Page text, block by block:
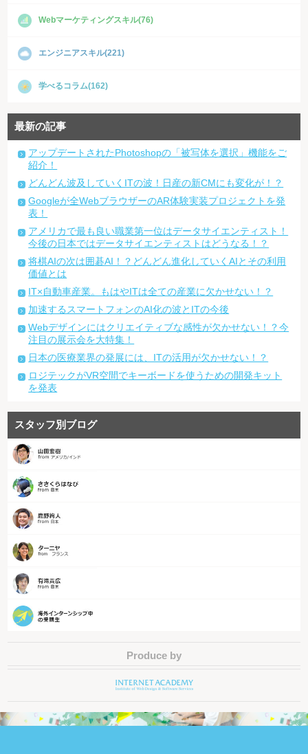
Webマーケティングスキル(76)
エンジニアスキル(221)
学べるコラム(162)
最新の記事
アップデートされたPhotoshopの「被写体を選択」機能をご
紹介！
どんどん波及していくITの波！日産の新CMにも変化が！？
Googleが全WebブラウザーのAR体験実装プロジェクトを発
表！
アメリカで最も良い職業第一位はデータサイエンティスト！
今後の日本ではデータサイエンティストはどうなる！？
将棋AIの次は囲碁AI！？どんどん進化していくAIとその利用
価値とは
IT×自動車産業。もはやITは全ての産業に欠かせない！？
加速するスマートフォンのAI化の波とITの今後
Webデザインにはクリエイティブな感性が欠かせない！？今
注目の展示会を大特集！
日本の医療業界の発展には、ITの活用が欠かせない！？
ロジテックがVR空間でキーボードを使うための開発キット
を発表
スタッフ別ブログ
Produce by